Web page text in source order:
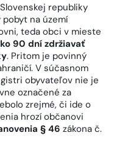
republiky
na území
teda obci v mieste
90 dní zdržiavať
. Pritom je povinný
V súčasnom
obyvateľov nie je
označené za
zrejmé, či ide o
hrozí občanovi
§ 46 zákona č.